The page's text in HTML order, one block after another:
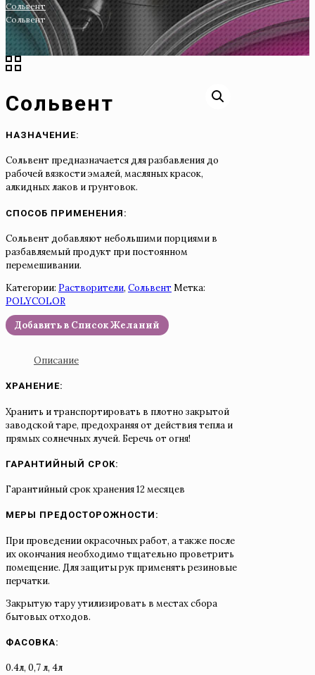
Сольвент
Сольвент
Сольвент
НАЗНАЧЕНИЕ:
Сольвент предназначается для разбавления до
рабочей вязкости эмалей, масляных красок,
алкидных лаков и грунтовок.
СПОСОБ ПРИМЕНЕНИЯ:
Сольвент добавляют небольшими порциями в
разбавляемый продукт при постоянном
перемешивании.
Категории: Растворители, Сольвент Метка:
POLYCOLOR
Добавить в Список Желаний
Описание
ХРАНЕНИЕ:
Хранить и транспортировать в плотно закрытой
заводской таре, предохраняя от действия тепла и
прямых солнечных лучей. Беречь от огня!
ГАРАНТИЙНЫЙ СРОК:
Гарантийный срок хранения 12 месяцев
МЕРЫ ПРЕДОСТОРОЖНОСТИ:
При проведении окрасочных работ, а также после
их окончания необходимо тщательно проветрить
помещение. Для защиты рук применять резиновые
перчатки.
Закрытую тару утилизировать в местах сбора
бытовых отходов.
ФАСОВКА:
0.4л, 0,7 л, 4л